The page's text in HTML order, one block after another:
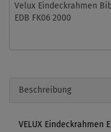
Velux Eindeckrahmen
EDB FK06 2000
Beschreibung
VELUX Eindeckrahmen